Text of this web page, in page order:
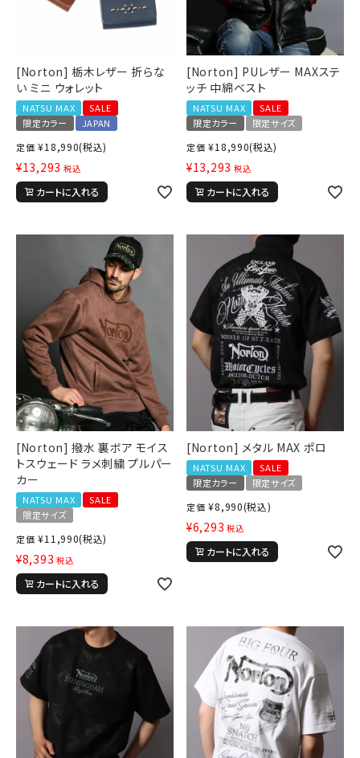
[Norton] 栃木レザー 折らな
い ミニ ウォレット
NATSU MAX
SALE
限定カラー
JAPAN
定価 ¥18,990(税込)
¥13,293 税込
カートに入れる
[Norton] PUレザー MAXステ
ッチ 中綿ベスト
NATSU MAX
SALE
限定カラー
限定サイズ
定価 ¥18,990(税込)
¥13,293 税込
カートに入れる
[Norton] 撥水 裏ボア モイス
トスウェード ラメ刺繍 プルパー
カー
NATSU MAX
SALE
限定サイズ
定価 ¥11,990(税込)
¥8,393 税込
カートに入れる
[Norton] メタル MAX ポロ
NATSU MAX
SALE
限定カラー
限定サイズ
定価 ¥8,990(税込)
¥6,293 税込
カートに入れる